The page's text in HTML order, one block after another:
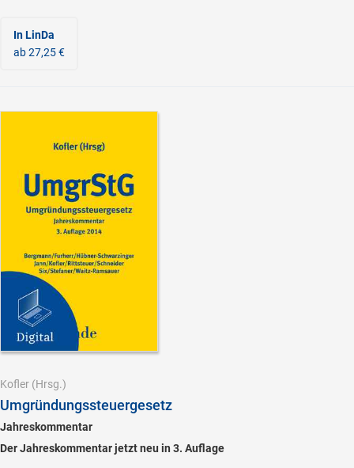
In LinDa
ab 27,25 €
Kofler (Hrsg.)
Umgründungssteuergesetz
Jahreskommentar
Der Jahreskommentar jetzt neu in 3. Auflage